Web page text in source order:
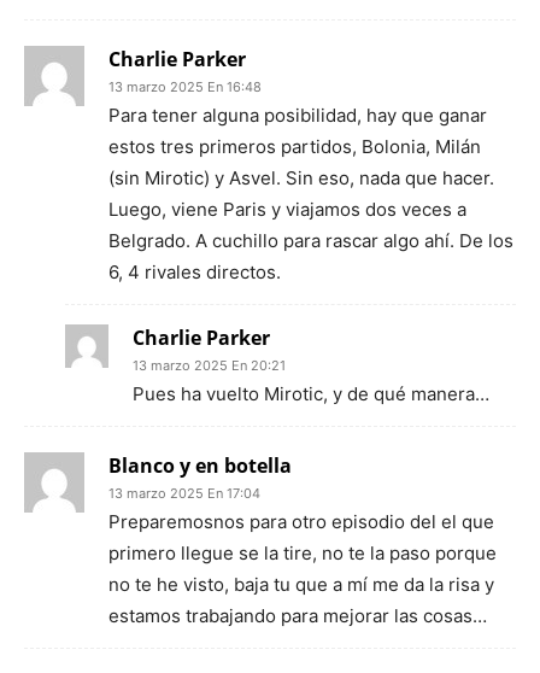
Charlie Parker
13 marzo 2025 En 16:48
Para tener alguna posibilidad, hay que ganar
estos tres primeros partidos, Bolonia, Milán
(sin Mirotic) y Asvel. Sin eso, nada que hacer.
Luego, viene Paris y viajamos dos veces a
Belgrado. A cuchillo para rascar algo ahí. De los
6, 4 rivales directos.
Charlie Parker
13 marzo 2025 En 20:21
Pues ha vuelto Mirotic, y de qué manera…
Blanco y en botella
13 marzo 2025 En 17:04
Preparemosnos para otro episodio del el que
primero llegue se la tire, no te la paso porque
no te he visto, baja tu que a mí me da la risa y
estamos trabajando para mejorar las cosas…